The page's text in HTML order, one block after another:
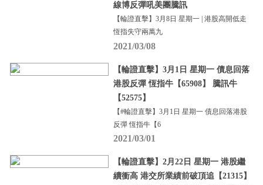
線博反彈吼美團騰訊
【輪證直擊】3月8日 星期一 | 港股高開低走
恆指失守兩萬九
2021/03/08
【輪證直擊】3月1日 星期一 債息回落
港股反彈 恆指牛【65908】 騰訊牛
【52575】
【#輪證直擊】3月1日 星期一 債息回落港股
反彈 恆指牛【6
2021/03/01
【輪證直擊】2月22日 星期一 港股繼
續衝高 港交所業績前破頂追【21315】